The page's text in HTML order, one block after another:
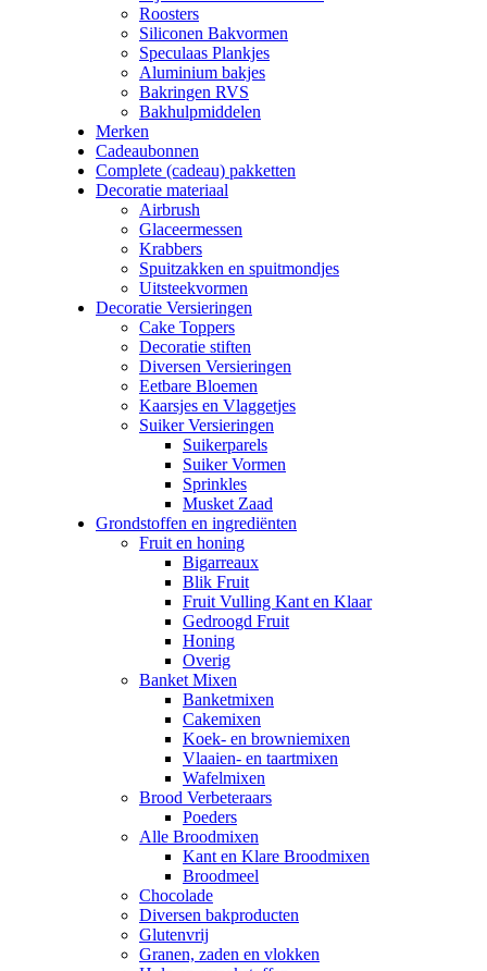
Roosters
Siliconen Bakvormen
Speculaas Plankjes
Aluminium bakjes
Bakringen RVS
Bakhulpmiddelen
Merken
Cadeaubonnen
Complete (cadeau) pakketten
Decoratie materiaal
Airbrush
Glaceermessen
Krabbers
Spuitzakken en spuitmondjes
Uitsteekvormen
Decoratie Versieringen
Cake Toppers
Decoratie stiften
Diversen Versieringen
Eetbare Bloemen
Kaarsjes en Vlaggetjes
Suiker Versieringen
Suikerparels
Suiker Vormen
Sprinkles
Musket Zaad
Grondstoffen en ingrediënten
Fruit en honing
Bigarreaux
Blik Fruit
Fruit Vulling Kant en Klaar
Gedroogd Fruit
Honing
Overig
Banket Mixen
Banketmixen
Cakemixen
Koek- en browniemixen
Vlaaien- en taartmixen
Wafelmixen
Brood Verbeteraars
Poeders
Alle Broodmixen
Kant en Klare Broodmixen
Broodmeel
Chocolade
Diversen bakproducten
Glutenvrij
Granen, zaden en vlokken